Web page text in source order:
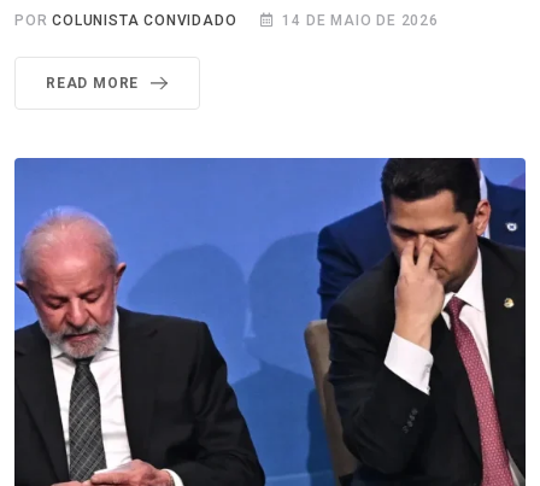
PORCOLUNISTA CONVIDADO 14 DE MAIO DE 2026
READ MORE